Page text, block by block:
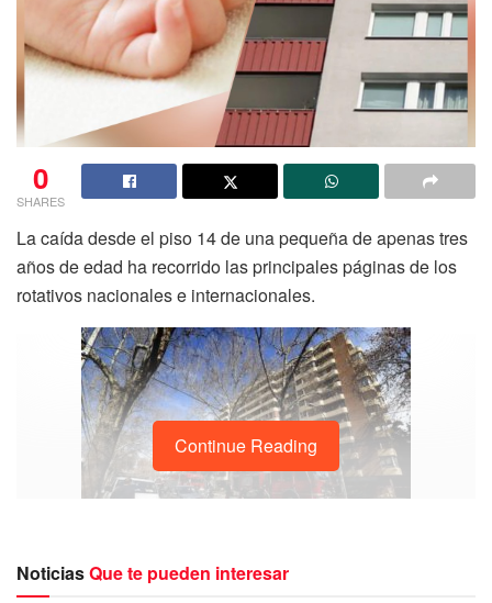
0
SHARES
La caída desde el piso 14 de una pequeña de apenas tres
años de edad ha recorrido las principales páginas de los
rotativos nacionales e internacionales.
La espeluznante caída pasó a la historia de los milagros,
Continue Reading
NoticiasQue te pueden interesar